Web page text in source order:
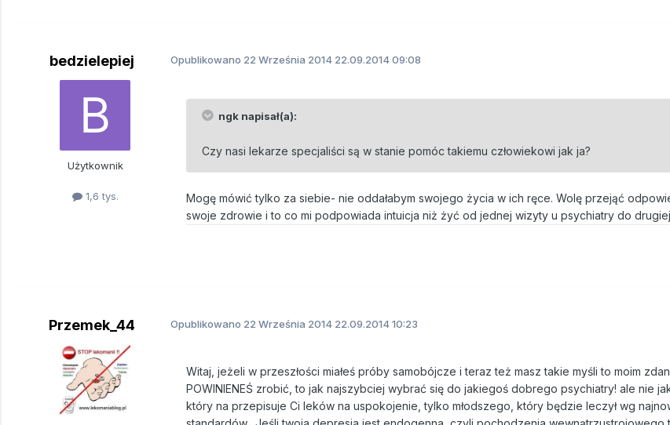
bedzielepiej
Użytkownik
1,6 tys.
Opublikowano 22 Września 2014 22.09.2014 09:08
ngk napisał(a):
Czy nasi lekarze specjaliści są w stanie pomóc takiemu człowiekowi jak ja?
Mogę mówić tylko za siebie- nie oddałabym swojego życia w ich ręce. Wolę przejąć
swoje zdrowie i to co mi podpowiada intuicja niż żyć od jednej wizyty u psychiatry do drugiej
Przemek_44 Opublikowano 22 Września 2014 22.09.2014 10:23
Witaj, jeżeli w przeszłości miałeś próby samobójcze i teraz też masz takie myśli to moim
POWINIENEŚ zrobić, to jak najszybciej wybrać się do jakiegoś dobrego psychiatry! ale nie
który na przepisuje Ci leków na uspokojenie, tylko młodszego, który będzie leczył wg